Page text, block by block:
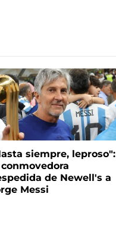
siempre, leproso":
de Newell's a
Messi